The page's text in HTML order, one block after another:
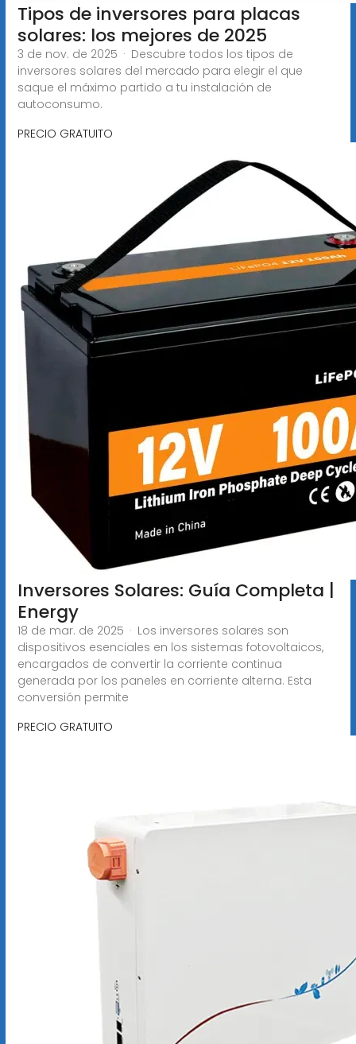
Tipos de inversores para placas
solares: los mejores de 2025
3 de nov. de 2025 · Descubre todos los tipos de
inversores solares del mercado para elegir el que
saque el máximo partido a tu instalación de
autoconsumo.
PRECIO GRATUITO
Inversores Solares: Guía Completa |
Energy
18 de mar. de 2025 · Los inversores solares son
dispositivos esenciales en los sistemas fotovoltaicos,
encargados de convertir la corriente continua
generada por los paneles en corriente alterna. Esta
conversión permite
PRECIO GRATUITO